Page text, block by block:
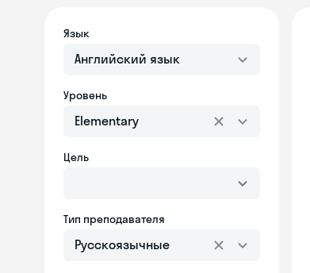
Язык
Английский язык
Уровень
Elementary
Цель
Тип преподавателя
Русскоязычные